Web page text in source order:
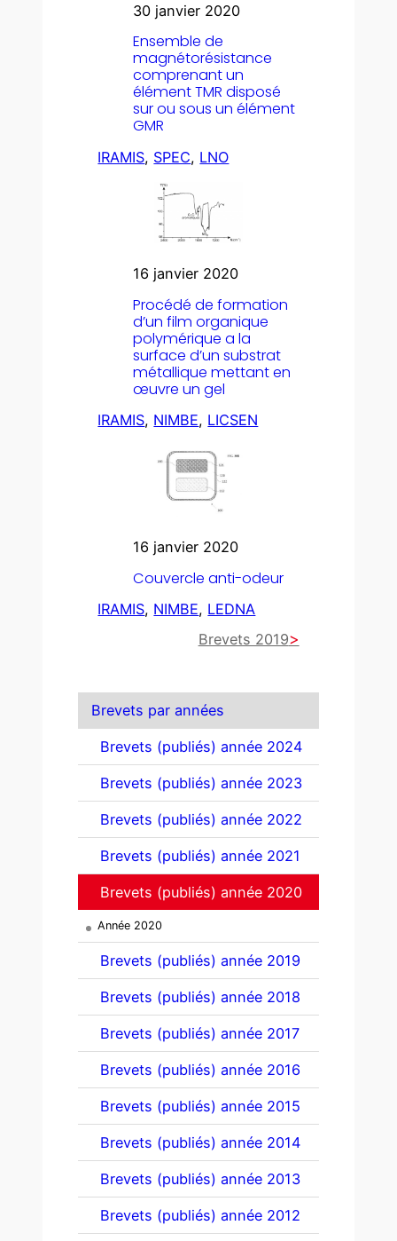
Brevets par années
Brevets (publiés) année 2024
Brevets (publiés) année 2023
Brevets (publiés) année 2022
Brevets (publiés) année 2021
Brevets (publiés) année 2020
Année 2020
Brevets (publiés) année 2019
Brevets (publiés) année 2018
Brevets (publiés) année 2017
Brevets (publiés) année 2016
Brevets (publiés) année 2015
Brevets (publiés) année 2014
Brevets (publiés) année 2013
Brevets (publiés) année 2012
30 janvier 2020
Ensemble de
magnétorésistance
comprenant un
élément TMR disposé
sur ou sous un élément
GMR
IRAMIS, SPEC, LNO
16 janvier 2020
Procédé de formation
d’un film organique
polymérique a la
surface d’un substrat
métallique mettant en
œuvre un gel
IRAMIS, NIMBE, LICSEN
16 janvier 2020
Couvercle anti-odeur
IRAMIS, NIMBE, LEDNA
Brevets 2019